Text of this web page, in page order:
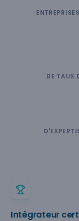
DE TAUX
Intégrateur